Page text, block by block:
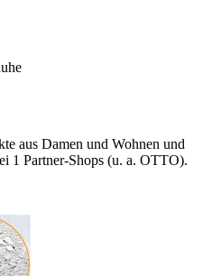
aus Damen und Wohnen und
1 Partner-Shops (u. a. OTTO).